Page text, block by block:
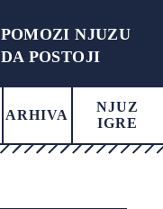
POMOZI NJUZU
DA POSTOJI
ARHIVA
NJUZ
IGRE